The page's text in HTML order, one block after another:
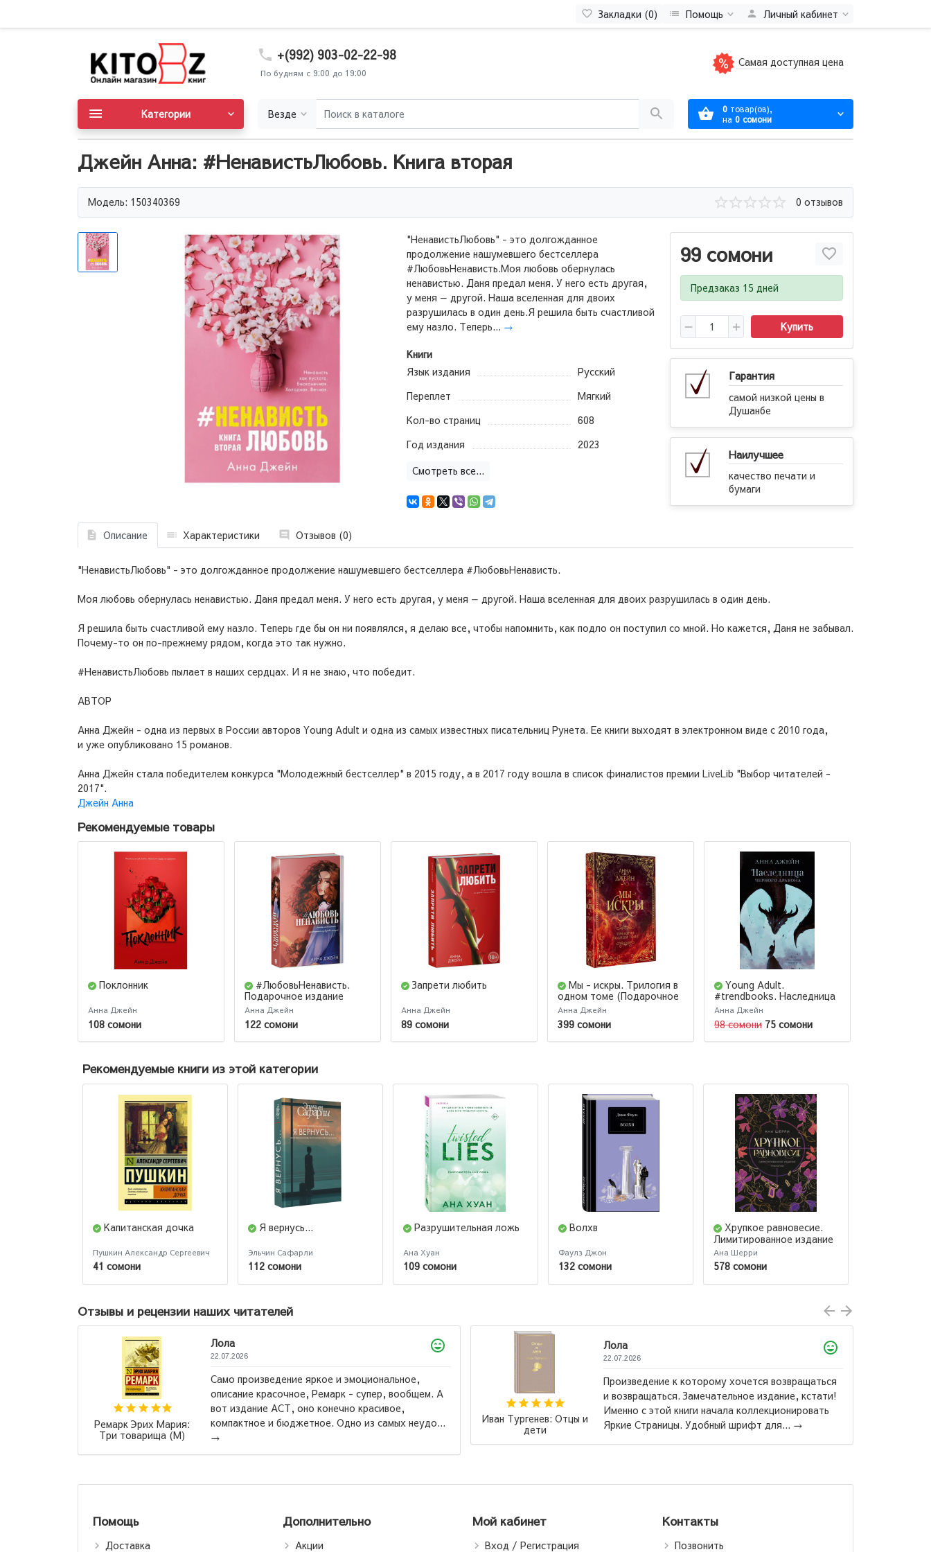
Закладки (0) Помощь Личный кабинет
+(992) 903-02-22-98
По будням с 9:00 до 19:00
Самая доступная цена
Везде 0 товар(ов),
на 0 сомони
Категории
Джейн Анна: #НенавистьЛюбовь. Книга вторая
Модель: 150340369 0 отзывов
99 сомони
Предзаказ 15 дней
Купить
Гарантия
самой низкой цены в
Душанбе
Наилучшее
качество печати и
бумаги
"НенавистьЛюбовь" - это долгожданное
продолжение нашумевшего бестселлера
#ЛюбовьНенависть.Моя любовь обернулась
ненавистью. Даня предал меня. У него есть другая,
у меня — другой. Наша вселенная для двоих
разрушилась в один день.Я решила быть счастливой
ему назло. Теперь... →
Книги
Язык издания
Русский
Переплет
Мягкий
Кол-во страниц
608
Год издания
2023
Смотреть все...
Описание Характеристики Отзывов (0)
"НенавистьЛюбовь" - это долгожданное продолжение нашумевшего бестселлера #ЛюбовьНенависть.
Моя любовь обернулась ненавистью. Даня предал меня. У него есть другая, у меня — другой. Наша вселенная для двоих разрушилась в один день.
Я решила быть счастливой ему назло. Теперь где бы он ни появлялся, я делаю все, чтобы напомнить, как подло он поступил со мной. Но кажется, Даня не забывал.
Почему-то он по-прежнему рядом, когда это так нужно.
#НенавистьЛюбовь пылает в наших сердцах. И я не знаю, что победит.
АВТОР
Анна Джейн - одна из первых в России авторов Young Adult и одна из самых известных писательниц Рунета. Ее книги выходят в электронном виде с 2010 года,
и уже опубликовано 15 романов.
Анна Джейн стала победителем конкурса "Молодежный бестселлер" в 2015 году, а в 2017 году вошла в список финалистов премии LiveLib "Выбор читателей -
2017".
Джейн Анна
Рекомендуемые товары
Поклонник
Анна Джейн
108 сомони
#ЛюбовьНенависть.
Подарочное издание
Анна Джейн
122 сомони
Запрети любить
Анна Джейн
89 сомони
Мы - искры. Трилогия в
одном томе (Подарочное
издание)
Анна Джейн
399 сомони
Young Adult.
#trendbooks. Наследница
черного дракона
Анна Джейн
98 сомони 75 сомони
Рекомендуемые книги из этой категории
Капитанская дочка
Пушкин Александр Сергеевич
41 сомони
Я вернусь...
Эльчин Сафарли
112 сомони
Разрушительная ложь
Ана Хуан
109 сомони
Волхв
Фаулз Джон
132 сомони
Хрупкое равновесие.
Лимитированное издание
трилогии
Ана Шерри
578 сомони
Отзывы и рецензии наших читателей
Ремарк Эрих Мария:
Три товарища (М)
Лола
22.07.2026
Само произведение яркое и эмоциональное,
описание красочное, Ремарк - супер, вообщем. А
вот издание АСТ, оно конечно красивое,
компактное и бюджетное. Одно из самых неудо...
→
Иван Тургенев: Отцы и
дети
Лола
22.07.2026
Произведение к которому хочется возвращаться
и возвращаться. Замечательное издание, кстати!
Именно с этой книги начала коллекционировать
Яркие Страницы. Удобный шрифт для... →
Помощь
Доставка
Дополнительно
Акции
Мой кабинет
Вход / Регистрация
Контакты
Позвонить